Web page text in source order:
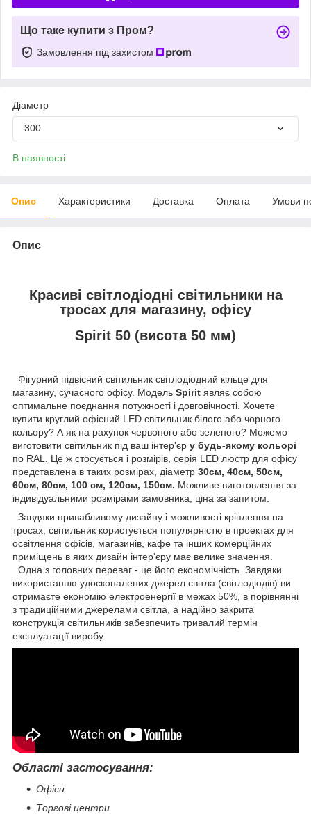
Що таке купити з Пром?
Замовлення під захистом
Діаметр
300
В наявності
Опис Характеристики Доставка Оплата Умови
Опис
Красиві світлодіодні світильники на
тросах для магазину, офісу
Spirit 50 (висота 50 мм)
Фігурний підвісний світильник світлодіодний кільце для
магазину, сучасного офісу. Модель Spirit являє собою
оптимальне поєднання потужності і довговічності. Хочете
купити круглий офісний LED світильник білого або чорного
кольору? А як на рахунок червоного або зеленого? Можемо
виготовити світильник під ваш інтер'єр у будь-якому кольорі
по RAL. Це ж стосується і розмірів, серія LED люстр для офісу
представлена в таких розмірах, діаметр 30см, 40см, 50см,
60см, 80см, 100 см, 120см, 150см. Можливе виготовлення за
індивідуальними розмірами замовника, ціна за запитом.
Завдяки привабливому дизайну і можливості кріплення на
тросах, світильник користується популярністю в проектах для
освітлення офісів, магазинів, кафе та інших комерційних
приміщень в яких дизайн інтер'єру має велике значення.
Одна з головних переваг - це його економічність. Завдяки
використанню удосконалених джерел світла (світлодіодів) ви
отримаєте економію електроенергії в межах 50%, в порівнянні
з традиційними джерелами світла, а надійно закрита
конструкція світильників забезпечить тривалий термін
експлуатації виробу.
Області застосування:
Офіси
Торгові центри